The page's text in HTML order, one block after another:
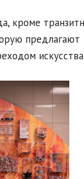
кроме
предлагают